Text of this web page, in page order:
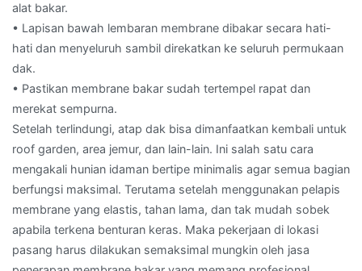
alat bakar.
• Lapisan bawah lembaran membrane dibakar secara hati-
hati dan menyeluruh sambil direkatkan ke seluruh permukaan
dak.
• Pastikan membrane bakar sudah tertempel rapat dan
merekat sempurna.
Setelah terlindungi, atap dak bisa dimanfaatkan kembali untuk
roof garden, area jemur, dan lain-lain. Ini salah satu cara
mengakali hunian idaman bertipe minimalis agar semua bagian
berfungsi maksimal. Terutama setelah menggunakan pelapis
membrane yang elastis, tahan lama, dan tak mudah sobek
apabila terkena benturan keras. Maka pekerjaan di lokasi
pasang harus dilakukan semaksimal mungkin oleh jasa